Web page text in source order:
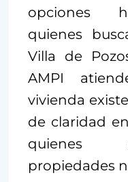
opciones
quienes
Villa de
AMPI
vivienda
de claridad
quienes
propiedades